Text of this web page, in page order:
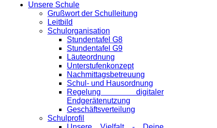
Unsere Schule
Grußwort der Schulleitung
Leitbild
Schulorganisation
Stundentafel G8
Stundentafel G9
Läuteordnung
Unterstufenkonzept
Nachmittagsbetreuung
Schul- und Hausordnung
Regelung digitaler
Endgeräte­nutzung
Geschäftsverteilung
Schulprofil